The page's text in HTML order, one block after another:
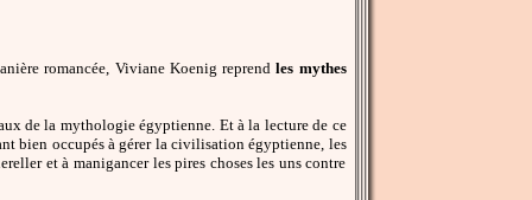
romancée, Viviane Koenig reprendles mythes
de la mythologie égyptienne. Et à la lecture de ce
bien occupés à gérer la civilisation égyptienne, les
et à manigancer les pires choses les uns contre